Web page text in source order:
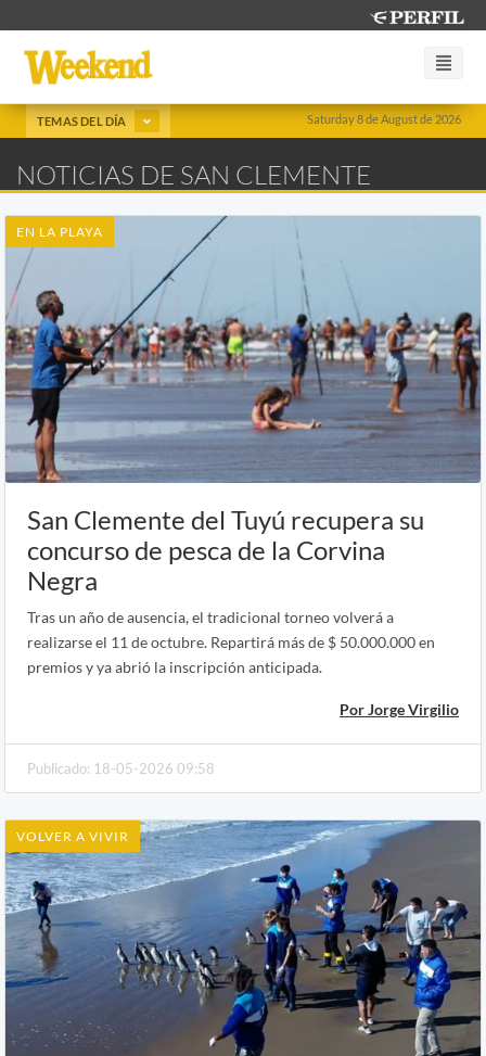
Saturday 8 de August de 2026
TEMAS DEL DÍA
NOTICIAS DE SAN CLEMENTE
EN LA PLAYA
San Clemente del Tuyú recupera su
concurso de pesca de la Corvina
Negra
Tras un año de ausencia, el tradicional torneo volverá a
realizarse el 11 de octubre. Repartirá más de $ 50.000.000 en
premios y ya abrió la inscripción anticipada.
Por Jorge Virgilio
Publicado: 18-05-2026 09:58
VOLVER A VIVIR